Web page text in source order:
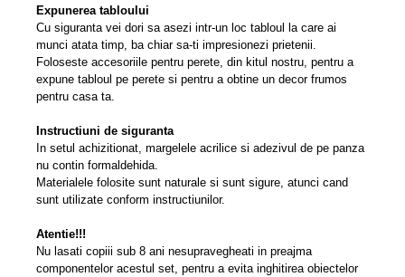
Expunerea tabloului
Cu siguranta vei dori sa asezi intr-un loc tabloul la care ai
munci atata timp, ba chiar sa-ti impresionezi prietenii.
Foloseste accesoriile pentru perete, din kitul nostru, pentru a
expune tabloul pe perete si pentru a obtine un decor frumos
pentru casa ta.
Instructiuni de siguranta
In setul achizitionat, margelele acrilice si adezivul de pe panza
nu contin formaldehida.
Materialele folosite sunt naturale si sunt sigure, atunci cand
sunt utilizate conform instructiunilor.
Atentie!!!
Nu lasati copiii sub 8 ani nesupravegheati in preajma
componentelor acestul set, pentru a evita inghitirea obiectelor